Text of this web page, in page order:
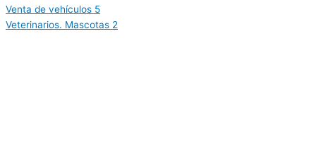
Venta de vehículos 5
Veterinarios. Mascotas 2